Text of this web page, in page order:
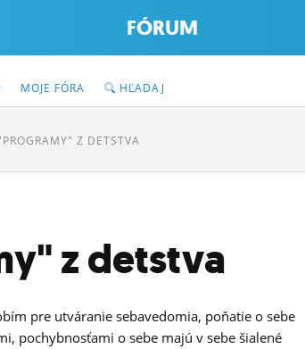
FÓRUM
MOJE FÓRA HĽADAJ
Z DETSTVA
z detstva
pre utváranie sebavedomia, poňatie o sebe
pochybnosťami o sebe majú v sebe šialené